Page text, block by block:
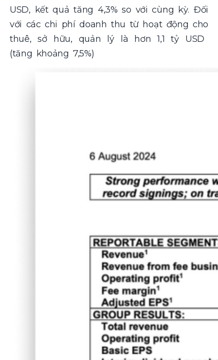
USD, kết quả tăng 4,3% so với cùng kỳ. Đối
với các chi phí doanh thu từ hoạt động cho
thuê, sở hữu, quản lý là hơn 1,1 tỷ USD
(tăng khoảng 7,5%)